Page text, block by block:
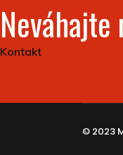
Kontakt
© 2023